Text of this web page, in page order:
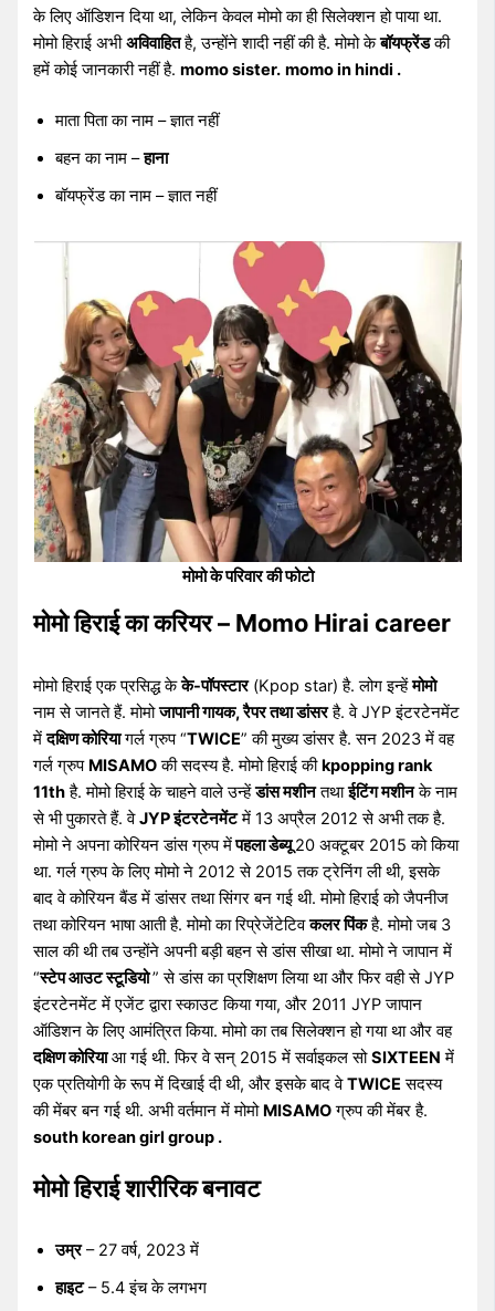
के लिए ऑडिशन दिया था, लेकिन केवल मोमो का ही सिलेक्शन हो पाया था.
मोमो हिराई अभीअविवाहितहै, उन्होंने शादी नहीं की है. मोमो केबॉयफ्रेंडकी
हमें कोई जानकारी नहीं है.momo sister. momo in hindi .
माता पिता का नाम – ज्ञात नहीं
बहन का नाम –हाना
बॉयफ्रेंड का नाम – ज्ञात नहीं
मोमो के परिवार की फोटो
मोमो हिराई का करियर – Momo Hirai career
मोमो हिराई एक प्रसिद्ध केके-पॉपस्टार(Kpop star) है. लोग इन्हेंमोमो
नाम से जानते हैं. मोमोजापानी गायक, रैपर तथा डांसरहै. वे JYP इंटरटेनमेंट
मेंदक्षिण कोरियागर्ल ग्रुप “TWICE” की मुख्य डांसर है. सन 2023 में वह
गर्ल ग्रुप MISAMOकी सदस्य है. मोमो हिराई कीkpopping rank
11thहै. मोमो हिराई के चाहने वाले उन्हेंडांस मशीनतथाईटिंग मशीनके नाम
से भी पुकारते हैं. वेJYP इंटरटेनमेंटमें 13 अप्रैल 2012 से अभी तक है.
मोमो ने अपना कोरियन डांस ग्रुप मेंपहला डेब्यू20 अक्टूबर 2015 को किया
था. गर्ल ग्रुप के लिए मोमो ने 2012 से 2015 तक ट्रेनिंग ली थी, इसके
बाद वे कोरियन बैंड में डांसर तथा सिंगर बन गई थी. मोमो हिराई को जैपनीज
तथा कोरियन भाषा आती है. मोमो का रिप्रेजेंटेटिवकलर पिंकहै. मोमो जब 3
साल की थी तब उन्होंने अपनी बड़ी बहन से डांस सीखा था. मोमो ने जापान में
“स्टेप आउट स्टूडियो” से डांस का प्रशिक्षण लिया था और फिर वही से JYP
इंटरटेनमेंट में एजेंट द्वारा स्काउट किया गया, और 2011 JYP जापान
ऑडिशन के लिए आमंत्रित किया. मोमो का तब सिलेक्शन हो गया था और वह
दक्षिण कोरियाआ गई थी. फिर वे सन् 2015 में सर्वाइकल सोSIXTEEN में
एक प्रतियोगी के रूप में दिखाई दी थी, और इसके बाद वेTWICE सदस्य
की मेंबर बन गई थी. अभी वर्तमान में मोमो MISAMOग्रुप की मेंबर है.
south korean girl group .
मोमो हिराई शारीरिक बनावट
उम्र– 27 वर्ष, 2023 में
हाइट– 5.4 इंच के लगभग